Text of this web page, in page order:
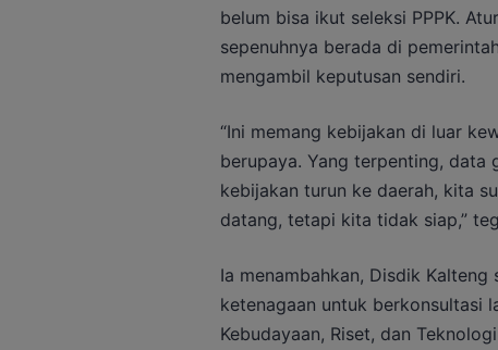
belum bisa ikut seleksi PPPK.
sepenuhnya berada di
mengambil keputusan sendiri.
“Ini memang kebijakan di luar
berupaya. Yang terpenting, data
kebijakan turun ke daerah, kita
datang, tetapi kita tidak siap,”
Ia menambahkan, Disdik
ketenagaan untuk berkonsultasi
Kebudayaan, Riset, dan